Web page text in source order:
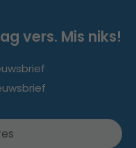
vers. Mis niks!